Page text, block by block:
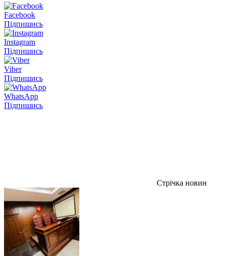
Facebook
Підпишись
Instagram
Підпишись
Viber
Підпишись
WhatsApp
Підпишись
Стрічка новин